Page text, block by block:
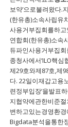
보약’으로불려왔다.
(한유총)소속사립유
사용거부집회를하
연합회(한유총)소속
듀파인사용거부집
종청사에서’ILO핵
제29호와제87호,제
다. 22일이재갑고용
련정부입장’을발표
지협약에관한비준
변하고있는경영환
Bigdata분석을통한